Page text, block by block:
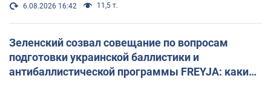
6.08.2026 16:42 11,5 т.
Зеленский созвал совещание по вопросам
подготовки украинской баллистики и
антибаллистической программы FREYJA: какие